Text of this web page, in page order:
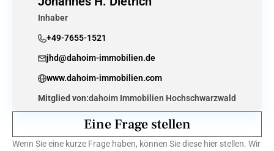
Inhaber
+49-7655-1521
jhd@dahoim-immobilien.de
www.dahoim-immobilien.com
Mitglied von:dahoim Immobilien Hochschwarzwald
Eine Frage stellen
Wenn Sie eine kurze Frage haben, können Sie diese hier stellen. Wir